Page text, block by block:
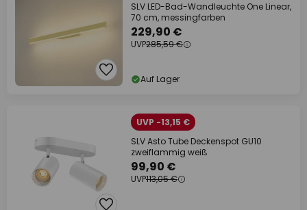
SLV LED-Bad-Wandleuchte One Linear,
70 cm, messingfarben
229,90 €
UVP285,59 €
Auf Lager
UVP -13,15 €
SLV Asto Tube Deckenspot GU10
zweiflammig weiß
99,90 €
UVP113,05 €